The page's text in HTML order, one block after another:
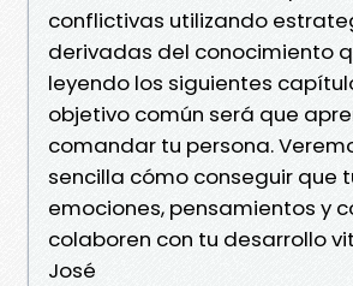
conflictivas utilizando
derivadas del conocimiento
leyendo los siguientes
objetivo común será que
comandar tu persona.
sencilla cómo conseguir que
emociones, pensamientos y
colaboren con tu desarrollo
José